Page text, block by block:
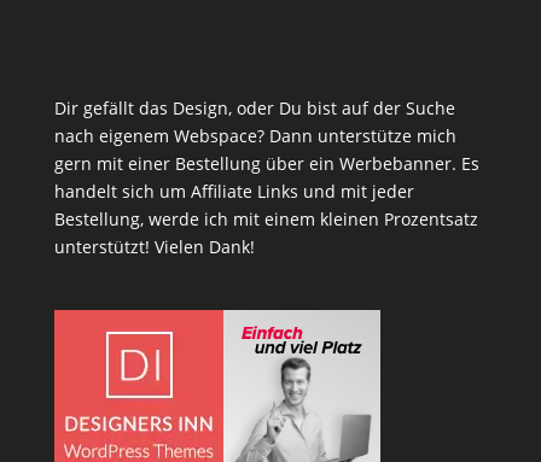
Dir gefällt das Design, oder Du bist auf der Suche
nach eigenem Webspace? Dann unterstütze mich
gern mit einer Bestellung über ein Werbebanner. Es
handelt sich um Affiliate Links und mit jeder
Bestellung, werde ich mit einem kleinen Prozentsatz
unterstützt! Vielen Dank!